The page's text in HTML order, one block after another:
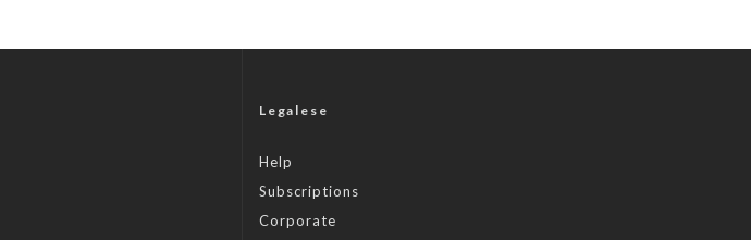
Legalese
Help
Subscriptions
Corporate